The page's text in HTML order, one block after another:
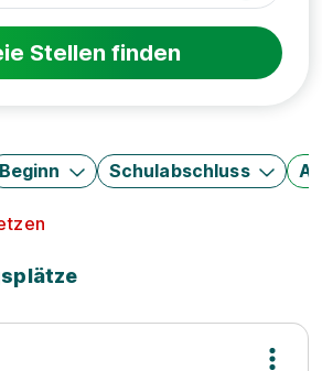
Stellen finden
Beginn Schulabschluss